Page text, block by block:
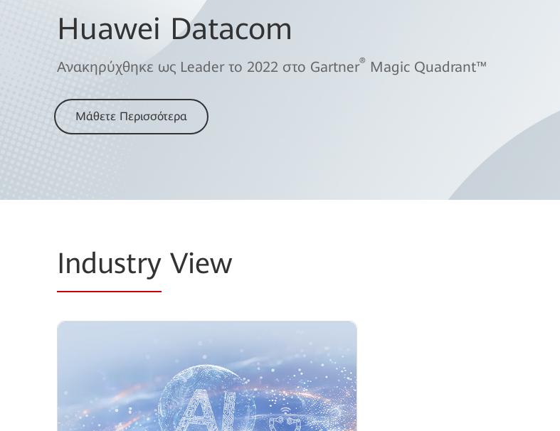
Huawei Datacom
Ανακηρύχθηκε ως Leader το 2022 στο Gartner® Magic Quadrant™
Μάθετε Περισσότερα
Industry View